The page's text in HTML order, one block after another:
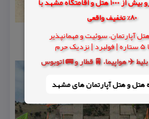
80% تخفیف واقعی
آپارتمان، سوئیت و مهمانپذیر
✈️ هواپیما، 🚆 قطار و 🚌 اتوبوس
و هتل‌ آپارتمان های مشهد